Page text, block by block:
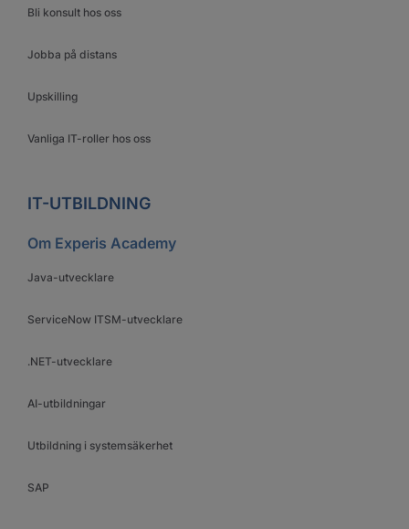
Bli konsult hos oss
Jobba på distans
Upskilling
Vanliga IT-roller hos oss
IT-UTBILDNING
Om Experis Academy
Java-utvecklare
ServiceNow ITSM-utvecklare
.NET-utvecklare
AI-utbildningar
Utbildning i systemsäkerhet
SAP